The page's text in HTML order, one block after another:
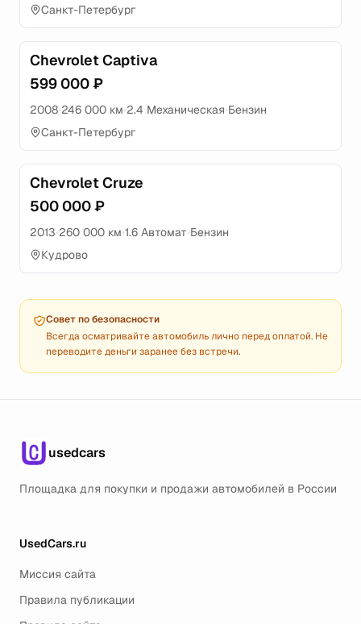
Санкт-Петербург
Chevrolet Captiva
599 000 ₽
2008•246 000 км•2.4 Механическая•Бензин
Санкт-Петербург
Chevrolet Cruze
500 000 ₽
2013•260 000 км•1.6 Автомат•Бензин
Кудрово
Совет по безопасности
Всегда осматривайте автомобиль лично перед оплатой. Не
переводите деньги заранее без встречи.
usedcars
Площадка для покупки и продажи автомобилей в России
UsedCars.ru
Миссия сайта
Правила публикации